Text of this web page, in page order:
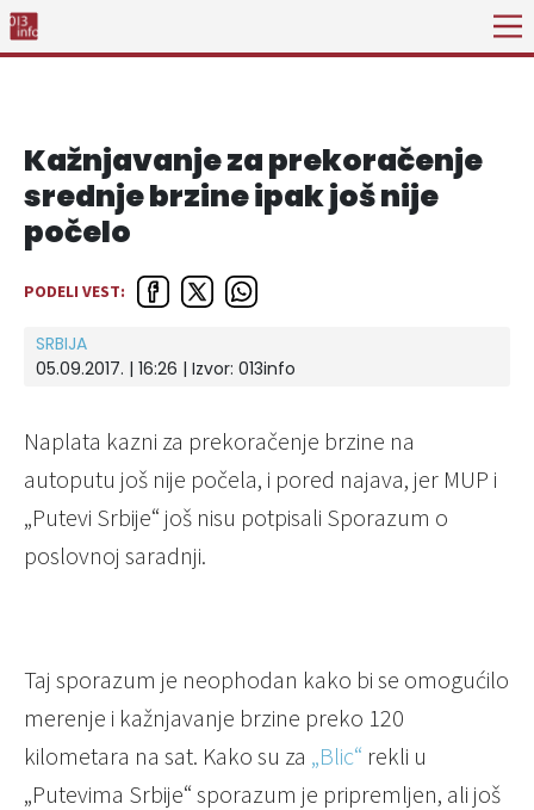
Kažnjavanje za prekoračenje
srednje brzine ipak još nije
počelo
PODELI VEST:
SRBIJA
05.09.2017. | 16:26 | Izvor: 013info
Naplata kazni za prekoračenje brzine na
autoputu još nije počela, i pored najava, jer MUP i
„Putevi Srbije“ još nisu potpisali Sporazum o
poslovnoj saradnji.
Taj sporazum je neophodan kako bi se omogućilo
merenje i kažnjavanje brzine preko 120
kilometara na sat. Kako su za „Blic“ rekli u
„Putevima Srbije“ sporazum je pripremljen, ali još